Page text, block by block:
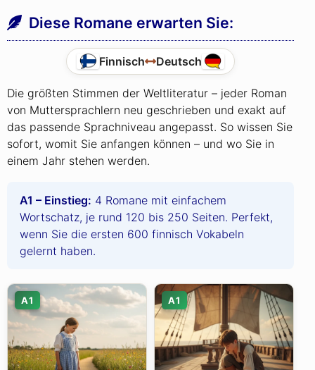
Diese Romane erwarten Sie:
Finnisch Deutsch
Die größten Stimmen der Weltliteratur – jeder Roman
von Muttersprachlern neu geschrieben und exakt auf
das passende Sprachniveau angepasst. So wissen Sie
sofort, womit Sie anfangen können – und wo Sie in
einem Jahr stehen werden.
A1 – Einstieg: 4 Romane mit einfachem
Wortschatz, je rund 120 bis 250 Seiten. Perfekt,
wenn Sie die ersten 600 finnisch Vokabeln
gelernt haben.
A1 A1